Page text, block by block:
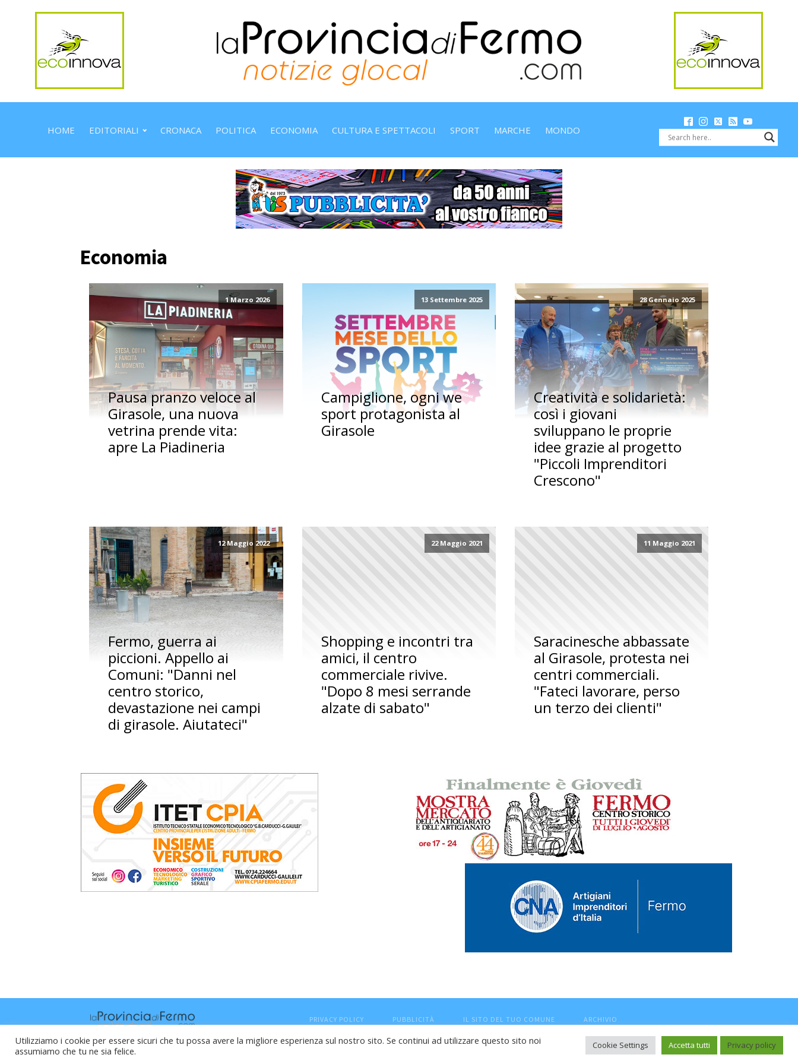
HOME EDITORIALI CRONACA POLITICA ECONOMIA CULTURA E SPETTACOLI SPORT MARCHE MONDO
Economia
1 Marzo 2026
Pausa pranzo veloce al
Girasole, una nuova
vetrina prende vita:
apre La Piadineria
13 Settembre 2025
Campiglione, ogni we
sport protagonista al
Girasole
28 Gennaio 2025
Creatività e solidarietà:
così i giovani
sviluppano le proprie
idee grazie al progetto
"Piccoli Imprenditori
Crescono"
12 Maggio 2022
Fermo, guerra ai
piccioni. Appello ai
Comuni: "Danni nel
centro storico,
devastazione nei campi
di girasole. Aiutateci"
22 Maggio 2021
Shopping e incontri tra
amici, il centro
commerciale rivive.
"Dopo 8 mesi serrande
alzate di sabato"
11 Maggio 2021
Saracinesche abbassate
al Girasole, protesta nei
centri commerciali.
"Fateci lavorare, perso
un terzo dei clienti"
PRIVACY POLICY PUBBLICITÀ IL SITO DEL TUO COMUNE ARCHIVIO
Raffaele Vitali - via Leopardi 10 - 61121 Pesaro (PU) - Cod.Fisc VTLRFL77B02L500Y - Testata giornalistica, aut. Trib.Fermo n.04/2010 del 05/08/2010
Utilizziamo i cookie per essere sicuri che tu possa avere la migliore esperienza sul nostro sito. Se continui ad utilizzare questo sito noi
assumiamo che tu ne sia felice.
Cookie Settings Accetta tutti Privacy policy